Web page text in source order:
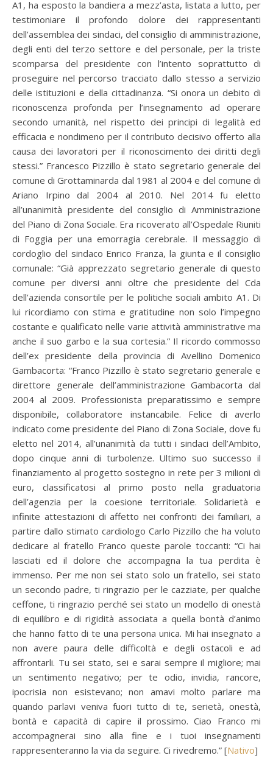
A1, ha esposto la bandiera a mezz’asta, listata a lutto, per
testimoniare il profondo dolore dei rappresentanti
dell’assemblea dei sindaci, del consiglio di amministrazione,
degli enti del terzo settore e del personale, per la triste
scomparsa del presidente con l’intento soprattutto di
proseguire nel percorso tracciato dallo stesso a servizio
delle istituzioni e della cittadinanza. “Si onora un debito di
riconoscenza profonda per l’insegnamento ad operare
secondo umanità, nel rispetto dei principi di legalità ed
efficacia e nondimeno per il contributo decisivo offerto alla
causa dei lavoratori per il riconoscimento dei diritti degli
stessi.” Francesco Pizzillo è stato segretario generale del
comune di Grottaminarda dal 1981 al 2004 e del comune di
Ariano Irpino dal 2004 al 2010. Nel 2014 fu eletto
all’unanimità presidente del consiglio di Amministrazione
del Piano di Zona Sociale. Era ricoverato all’Ospedale Riuniti
di Foggia per una emorragia cerebrale. Il messaggio di
cordoglio del sindaco Enrico Franza, la giunta e il consiglio
comunale: “Già apprezzato segretario generale di questo
comune per diversi anni oltre che presidente del Cda
dell’azienda consortile per le politiche sociali ambito A1. Di
lui ricordiamo con stima e gratitudine non solo l’impegno
costante e qualificato nelle varie attività amministrative ma
anche il suo garbo e la sua cortesia.” Il ricordo commosso
dell’ex presidente della provincia di Avellino Domenico
Gambacorta: “Franco Pizzillo è stato segretario generale e
direttore generale dell’amministrazione Gambacorta dal
2004 al 2009. Professionista preparatissimo e sempre
disponibile, collaboratore instancabile. Felice di averlo
indicato come presidente del Piano di Zona Sociale, dove fu
eletto nel 2014, all’unanimità da tutti i sindaci dell’Ambito,
dopo cinque anni di turbolenze. Ultimo suo successo il
finanziamento al progetto sostegno in rete per 3 milioni di
euro, classificatosi al primo posto nella graduatoria
dell’agenzia per la coesione territoriale. Solidarietà e
infinite attestazioni di affetto nei confronti dei familiari, a
partire dallo stimato cardiologo Carlo Pizzillo che ha voluto
dedicare al fratello Franco queste parole toccanti: “Ci hai
lasciati ed il dolore che accompagna la tua perdita è
immenso. Per me non sei stato solo un fratello, sei stato
un secondo padre, ti ringrazio per le cazziate, per qualche
ceffone, ti ringrazio perché sei stato un modello di onestà
di equilibro e di rigidità associata a quella bontà d’animo
che hanno fatto di te una persona unica. Mi hai insegnato a
non avere paura delle difficoltà e degli ostacoli e ad
affrontarli. Tu sei stato, sei e sarai sempre il migliore; mai
un sentimento negativo; per te odio, invidia, rancore,
ipocrisia non esistevano; non amavi molto parlare ma
quando parlavi veniva fuori tutto di te, serietà, onestà,
bontà e capacità di capire il prossimo. Ciao Franco mi
accompagnerai sino alla fine e i tuoi insegnamenti
rappresenteranno la via da seguire. Ci rivedremo.” [Nativo]